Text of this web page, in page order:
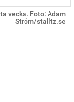
vecka. Foto: Adam
Ström/stalltz.se